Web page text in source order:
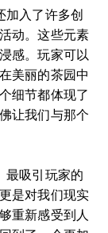
加入了许多创
动。这些元素
感。玩家可以
美丽的茶园中
细节都体现了
让我们与那个
最吸引玩家的
是对我们现实
重新感受到人